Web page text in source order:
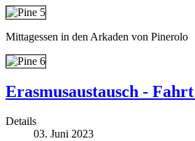
Mittagessen in den Arkaden von Pinerolo
Erasmusaustausch -
Details
03. Juni 2023